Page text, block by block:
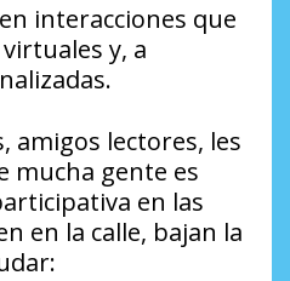
interacciones que
y, a
amigos lectores, les
mucha gente es
en las
en la calle, bajan la